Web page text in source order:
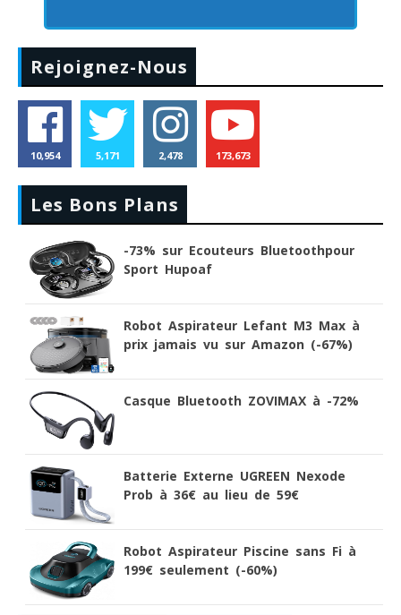
Rejoignez-Nous
10,954 5,171 2,478 173,673
Les Bons Plans
-73% sur Ecouteurs Bluetoothpour
Sport Hupoaf
Robot Aspirateur Lefant M3 Max à
prix jamais vu sur Amazon (-67%)
Casque Bluetooth ZOVIMAX à -72%
Batterie Externe UGREEN Nexode
Prob à 36€ au lieu de 59€
Robot Aspirateur Piscine sans Fi à
199€ seulement (-60%)